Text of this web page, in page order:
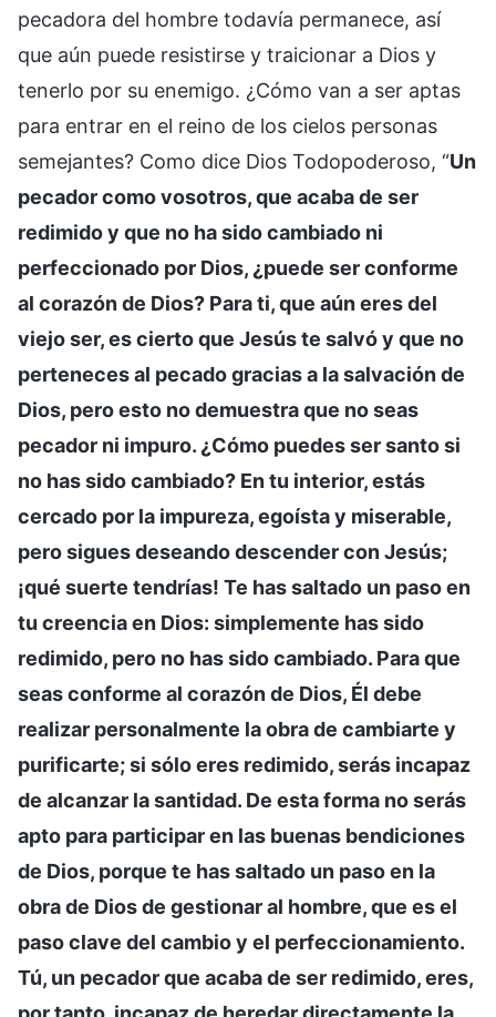
pecadora del hombre todavía permanece, así
que aún puede resistirse y traicionar a Dios y
tenerlo por su enemigo. ¿Cómo van a ser aptas
para entrar en el reino de los cielos personas
semejantes? Como dice Dios Todopoderoso, “Un
pecador como vosotros, que acaba de ser
redimido y que no ha sido cambiado ni
perfeccionado por Dios, ¿puede ser conforme
al corazón de Dios? Para ti, que aún eres del
viejo ser, es cierto que Jesús te salvó y que no
perteneces al pecado gracias a la salvación de
Dios, pero esto no demuestra que no seas
pecador ni impuro. ¿Cómo puedes ser santo si
no has sido cambiado? En tu interior, estás
cercado por la impureza, egoísta y miserable,
pero sigues deseando descender con Jesús;
¡qué suerte tendrías! Te has saltado un paso en
tu creencia en Dios: simplemente has sido
redimido, pero no has sido cambiado. Para que
seas conforme al corazón de Dios, Él debe
realizar personalmente la obra de cambiarte y
purificarte; si sólo eres redimido, serás incapaz
de alcanzar la santidad. De esta forma no serás
apto para participar en las buenas bendiciones
de Dios, porque te has saltado un paso en la
obra de Dios de gestionar al hombre, que es el
paso clave del cambio y el perfeccionamiento.
Tú, un pecador que acaba de ser redimido, eres,